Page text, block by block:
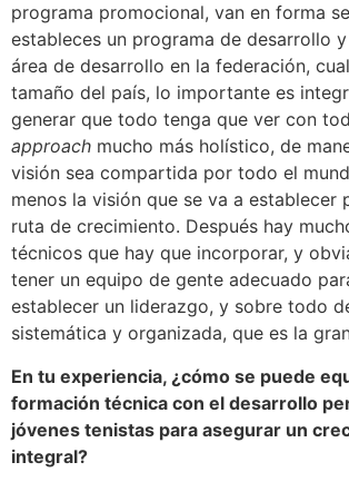
programa promocional, van en forma
estableces un programa de desarrollo
área de desarrollo en la federación,
tamaño del país, lo importante es
generar que todo tenga que ver con
approach mucho más holístico, de
visión sea compartida por todo el
menos la visión que se va a establecer
ruta de crecimiento. Después hay
técnicos que hay que incorporar, y
tener un equipo de gente adecuado
establecer un liderazgo, y sobre todo
sistemática y organizada, que es la
En tu experiencia, ¿cómo se puede
formación técnica con el desarrollo
jóvenes tenistas para asegurar un
integral?